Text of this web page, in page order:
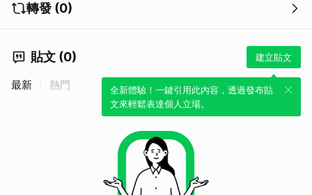
轉發 (0)
貼文 (0) 建立貼文
全新體驗！一鍵引用此內容，透過發布貼
文來輕鬆表達個人立場。
最新 熱門